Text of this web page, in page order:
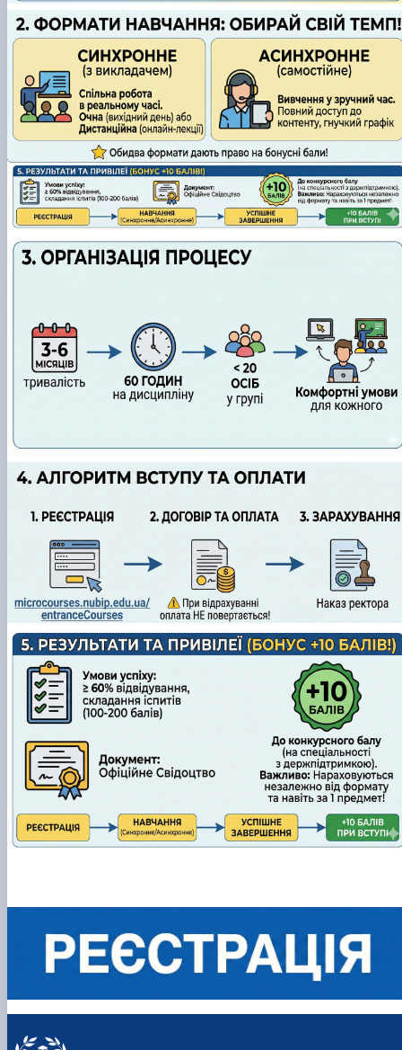
Scientific club «Філософські проблеми
міжособистісної та міжгрупової комунікаці…
Scientific club «Історія держави і права України»